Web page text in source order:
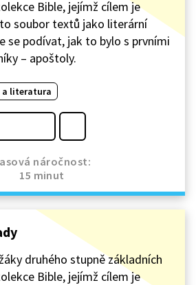
Bible, jejímž cílem je
soubor textů jako literární
se podívat, jak to bylo s prvními
– apoštoly.
a literatura
náročnost:
15 minut
druhého stupně základních
Bible, jejímž cílem je